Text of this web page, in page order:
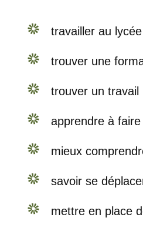
travailler au lycée
trouver une
trouver un travail
apprendre à faire
mieux
savoir se
mettre en place